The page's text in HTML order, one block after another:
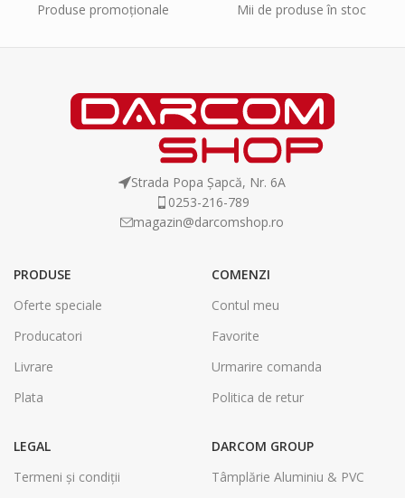
Produse promoționale
Mii de produse în stoc
Strada Popa Șapcă, Nr. 6A
0253-216-789
magazin@darcomshop.ro
PRODUSE
Oferte speciale
Producatori
Livrare
Plata
COMENZI
Contul meu
Favorite
Urmarire comanda
Politica de retur
LEGAL
Termeni și condiții
DARCOM GROUP
Tâmplărie Aluminiu & PVC